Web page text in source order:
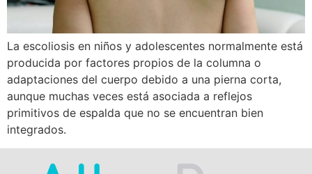
La escoliosis en niños y adolescentes normalmente está
producida por factores propios de la columna o
adaptaciones del cuerpo debido a una pierna corta,
aunque muchas veces está asociada a reflejos
primitivos de espalda que no se encuentran bien
integrados.